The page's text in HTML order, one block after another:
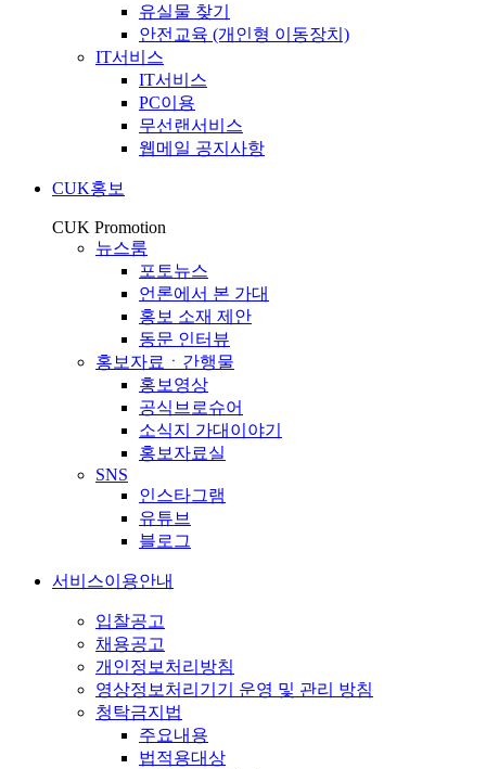
유실물 찾기
안전교육 (개인형 이동장치)
IT서비스
IT서비스
PC이용
무선랜서비스
웹메일 공지사항
CUK홍보
CUK Promotion
뉴스룸
포토뉴스
언론에서 본 가대
홍보 소재 제안
동문 인터뷰
홍보자료ㆍ간행물
홍보영상
공식브로슈어
소식지 가대이야기
홍보자료실
SNS
인스타그램
유튜브
블로그
서비스이용안내
입찰공고
채용공고
개인정보처리방침
영상정보처리기기 운영 및 관리 방침
청탁금지법
주요내용
법적용대상